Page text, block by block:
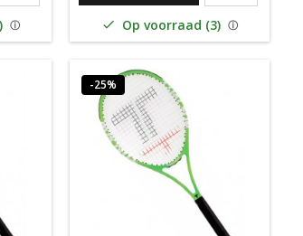
 Op voorraad (3)
-25%